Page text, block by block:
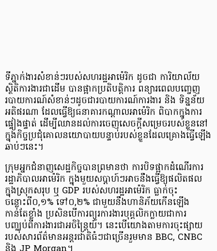
ទីភ្នាក់ងារសំខាន់ៗរបស់សហរដ្ឋអាម៉េរិក ដូចជា ការិយាល័យ
ស្ថិតិការងារជាដើម បានផ្អាកប្រតិបត្តិការ ពន្យារពេលបញ្ចេញ
របាយការណ៍សំខាន់ៗដូចជារបាយការណ៍ការងារ និង ទិន្នន័យ
អតិផរណា ដែលធ្វើឱ្យធនាគារកណ្ដាលអាម៉េរិក ពិបាកក្នុងការ
ផ្ទៀងផ្ទាត់ ដើម្បីឈានដល់ការចេញសេចក្ដីសម្រេចរបស់ខ្លួននៅ
ក្នុងកិច្ចប្រជុំគោលនយោបាយបន្ទាប់របស់ខ្លួនដែលគ្រោងធ្វើឡើង
ឆាប់ៗនេះ។
ក្រុមអ្នកជំនាញសេដ្ឋកិច្ចបានព្រមានថា ការបិទផ្អាកដំណើរការ
រដ្ឋាភិបាលអាម៉េរិក ក្នុងមួយសប្ដាហ៍ៗអាចនឹងធ្វើឱ្យផលិតផល
ក្នុងស្រុកសរុប ឬ GDP របស់សហរដ្ឋអាម៉េរិក ធ្លាក់ចុះ
ចន្លោះពី០,១% ទៅ០,២% ជាមួយនឹងហានិភ័យកើនឡើង
កាន់តែខ្លាំង ប្រសិនបើការព្យួរការងារបុគ្គលិកក្លាយជាការ
បញ្ឈប់ពីការងារជាអចិន្ត្រៃយ៍។ នេះបើយោងតាមការចុះផ្សាយ
របស់សារព័ត៌មានអន្តរជាតិធំៗជាច្រើនរួមមាន BBC, CNBC